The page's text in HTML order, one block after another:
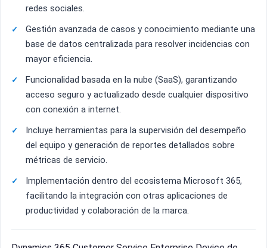
redes sociales.
Gestión avanzada de casos y conocimiento mediante una
base de datos centralizada para resolver incidencias con
mayor eficiencia.
Funcionalidad basada en la nube (SaaS), garantizando
acceso seguro y actualizado desde cualquier dispositivo
con conexión a internet.
Incluye herramientas para la supervisión del desempeño
del equipo y generación de reportes detallados sobre
métricas de servicio.
Implementación dentro del ecosistema Microsoft 365,
facilitando la integración con otras aplicaciones de
productividad y colaboración de la marca.